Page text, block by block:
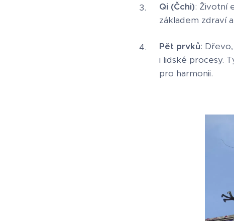
Qi (Čchi): Životní
základem zdraví
Pět prvků:
i lidské procesy.
pro harmonii.